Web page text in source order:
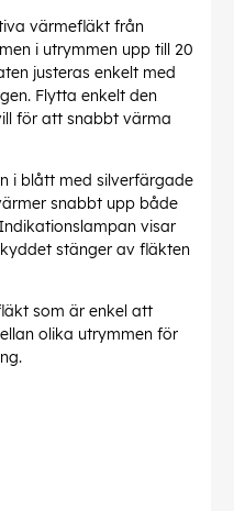
värmefläkt från
i utrymmen upp till 20
justeras enkelt med
Flytta enkelt den
för att snabbt värma
i blått med silverfärgade
snabbt upp både
visar
stänger av fläkten
som är enkel att
olika utrymmen för